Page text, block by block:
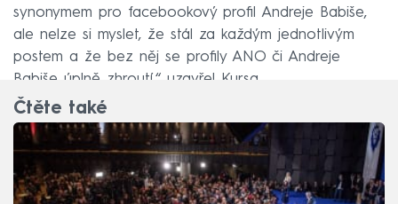
synonymem pro facebookový profil Andreje Babiše,
ale nelze si myslet, že stál za každým jednotlivým
postem a že bez něj se profily ANO či Andreje
Babiše úplně zhroutí,“ uzavřel Kursa.
Čtěte také